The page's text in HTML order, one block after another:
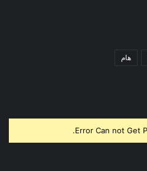
هام
Error Can not Get